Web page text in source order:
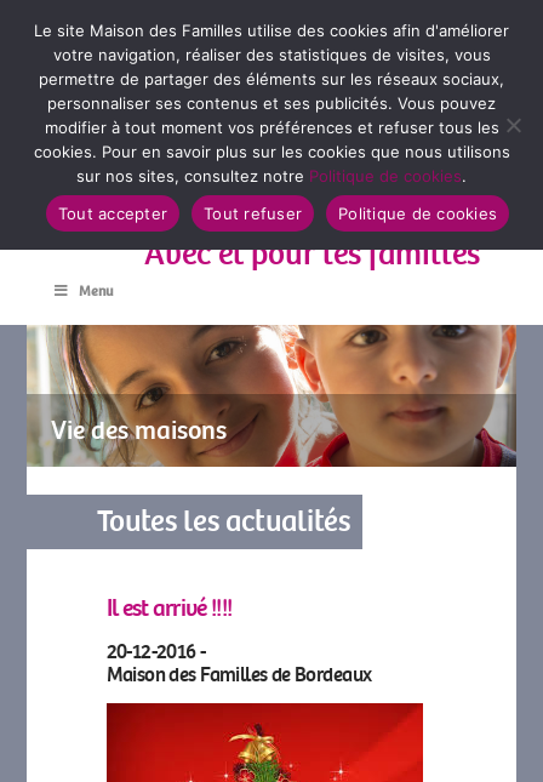
Avec et pour les familles
Menu
Vie des maisons
Toutes les actualités
Il est arrivé !!!!
20-12-2016 -
Maison des Familles de Bordeaux
Le site Maison des Familles utilise des cookies afin d'améliorer
votre navigation, réaliser des statistiques de visites, vous
permettre de partager des éléments sur les réseaux sociaux,
personnaliser ses contenus et ses publicités. Vous pouvez
modifier à tout moment vos préférences et refuser tous les
cookies. Pour en savoir plus sur les cookies que nous utilisons
sur nos sites, consultez notre Politique de cookies.
Tout accepter
Tout refuser Politique de cookies